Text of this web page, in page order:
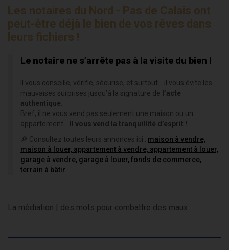
Les notaires du Nord - Pas de Calais ont
peut-être déjà le bien de vos rêves dans
leurs fichiers !
Le notaire ne s’arrête pas à la visite du bien !
Il vous conseille, vérifie, sécurise, et surtout… il vous évite les
mauvaises surprises jusqu’à la signature de l’acte
authentique.
Bref, il ne vous vend pas seulement une maison ou un
appartement...
Il vous vend la tranquillité d’esprit !
🔎 Consultez toutes leurs annonces ici : maison à vendre,
maison à louer, appartement à vendre, appartement à louer,
garage à vendre, garage à louer, fonds de commerce,
terrain à bâtir
La médiation | des mots pour combattre des maux